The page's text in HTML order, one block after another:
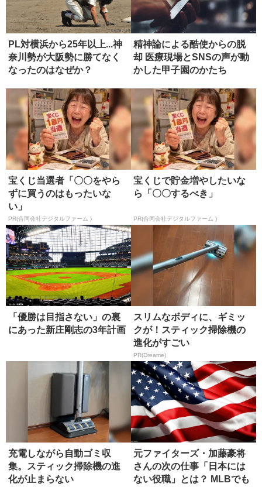
PL対横浜から25年以上...神
奈川勢が大阪勢に勝てなく
なったのはなぜか？
精神論による酷使からの脱
却 医療現場とSNSの声が動
かした甲子園のかたち
宝くじ当選者「〇〇をやら
ずに買うのはもったいな
い」
PR(合同会社デジタルファーム )
宝くじで貯金増やしたいな
ら「〇〇するべき」
PR(合同会社デジタルファーム )
「優勝は目指さない」の裏
にあった新庄剛志の3年計画
スリムなボディに、ギミッ
クが！スティック掃除機の
進化がすごい
PR(Dreame)
充電しながら自動ゴミ収
集。スティック掃除機の進
化が止まらない
元ファイターズ・加藤豪将
さんの次の仕事「日本には
ない役職」とは？ MLBでも